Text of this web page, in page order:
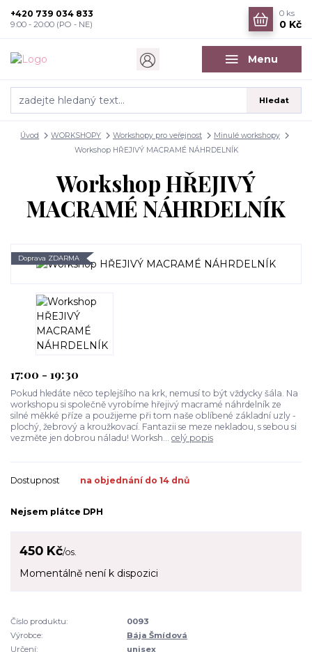
Menu
Hledat
+420 739 034 833
9:00 - 20:00 (PO - NE)
0 ks
0 Kč
Úvod WORKSHOPY Workshopy pro veřejnost
Minulé workshopy
Workshop HŘEJIVÝ MACRAMÉ NÁHRDELNÍK
Workshop HŘEJIVÝ
MACRAMÉ NÁHRDELNÍK
Doprava ZDARMA
17:00 - 19:30
Pokud hledáte něco teplejšího na krk, nemusí to být vždycky šála. Na
workshopu si společně vyrobíme hřejivý macramé náhrdelník ze
silné měkké příze a použijeme při tom naše oblíbené základní uzly -
plochý, žebrový a kroužkovací. Fantazii se meze nekladou, s sebou si
vezměte jen dobrou náladu! Worksh... celý popis
Dostupnost na objednání do 14 dnů
Nejsem plátce DPH
450 Kč/os.
Momentálně není k dispozici
Číslo produktu:
0093
Výrobce:
Bája Šmídová
Určení:
unisex